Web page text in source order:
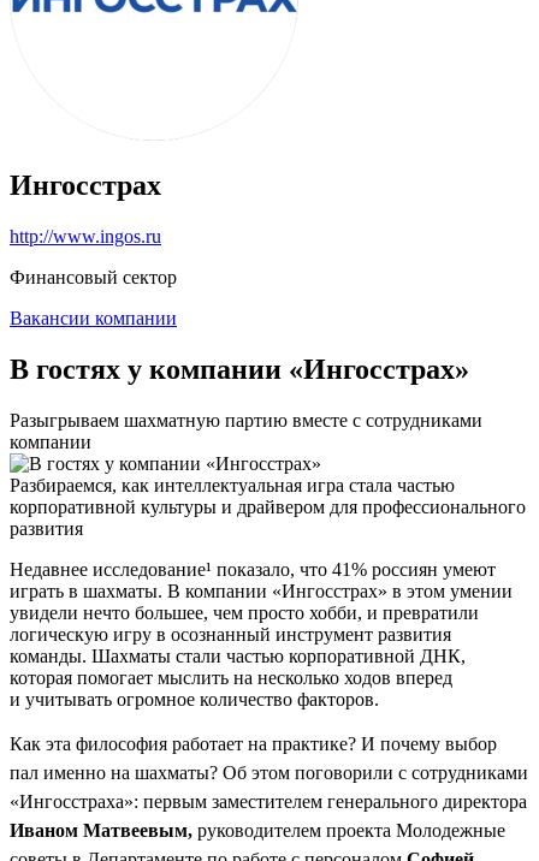
Ингосстрах
http://www.ingos.ru
Финансовый сектор
Вакансии компании
В гостях у компании «Ингосстрах»
Разыгрываем шахматную партию вместе с сотрудниками
компании
Разбираемся, как интеллектуальная игра стала частью
корпоративной культуры и драйвером для профессионального
развития
Недавнее исследование¹ показало, что 41% россиян умеют
играть в шахматы. В компании «Ингосстрах» в этом умении
увидели нечто большее, чем просто хобби, и превратили
логическую игру в осознанный инструмент развития
команды. Шахматы стали частью корпоративной ДНК,
которая помогает мыслить на несколько ходов вперед
и учитывать огромное количество факторов.
Как эта философия работает на практике? И почему выбор
пал именно на шахматы? Об этом поговорили с сотрудниками
«Ингосстраха»: первым заместителем генерального директора
Иваном Матвеевым, руководителем проекта Молодежные